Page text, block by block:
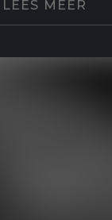
LEES MEER